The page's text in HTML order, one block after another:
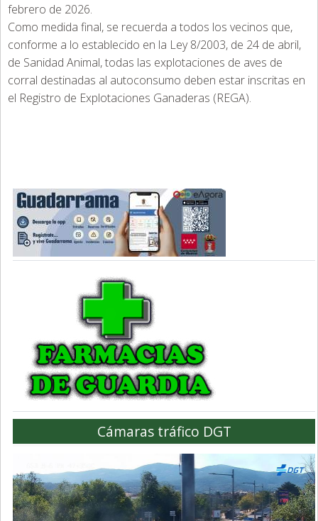
febrero de 2026.
Como medida final, se recuerda a todos los vecinos que,
conforme a lo establecido en la Ley 8/2003, de 24 de abril,
de Sanidad Animal, todas las explotaciones de aves de
corral destinadas al autoconsumo deben estar inscritas en
el Registro de Explotaciones Ganaderas (REGA).
Cámaras tráfico DGT